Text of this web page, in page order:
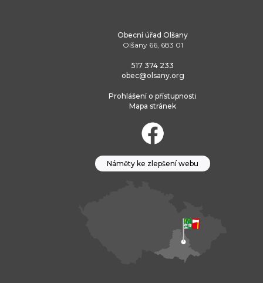
Obecní úřad Olšany
Olšany 66, 683 01
517 374 233
obec@olsany.org
Prohlášení o přístupnosti
Mapa stránek
Náměty ke zlepšení webu